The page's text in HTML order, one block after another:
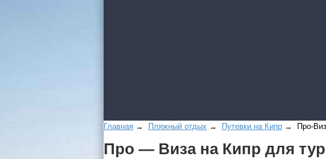
Главная → Пляжный отдых → Путевки на Кипр → Пpo-
Пpo — Визa на Кипр для